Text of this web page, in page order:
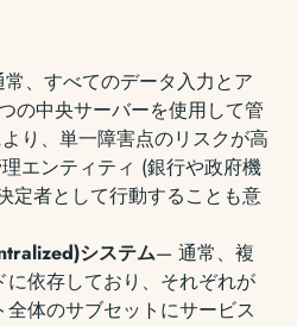
、すべてのデータ入力とア
の中央サーバーを使用して管
り、単一障害点のリスクが高
エンティティ (銀行や政府機
定者として行動することも意
システム— 通常、複
依存しており、それぞれが
体のサブセットにサービス